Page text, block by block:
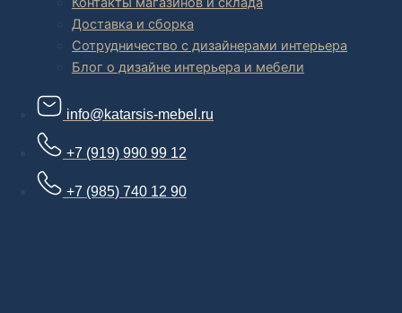
Доставка и сборка
Сотрудничество с дизайнерами интерьера
Блог о дизайне интерьера и мебели
info@katarsis-mebel.ru
+7 (919) 990 99 12
+7 (985) 740 12 90